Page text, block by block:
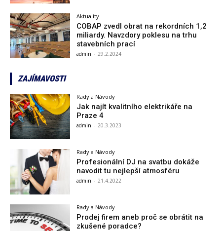
Aktuality
COBAP zvedl obrat na rekordních 1,2
miliardy. Navzdory poklesu na trhu
stavebních prací
admin - 29.2.2024
ZAJÍMAVOSTI
Rady a Návody
Jak najít kvalitního elektrikáře na
Praze 4
admin - 20.3.2023
Rady a Návody
Profesionální DJ na svatbu dokáže
navodit tu nejlepší atmosféru
admin - 21.4.2022
Rady a Návody
Prodej firem aneb proč se obrátit na
zkušené poradce?